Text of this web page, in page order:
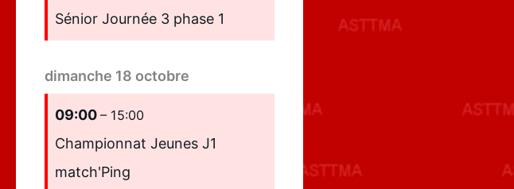
Sénior Journée 3 phase 1
dimanche 18 octobre
09:00 – 15:00
Championnat Jeunes J1
match'Ping